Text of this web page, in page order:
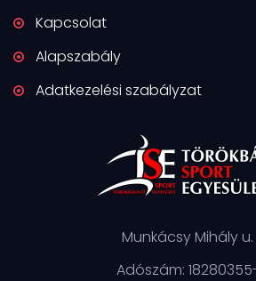
Kapcsolat
Alapszabály
Adatkezelési szabályzat
Munkácsy Mihály u.
Adószám: